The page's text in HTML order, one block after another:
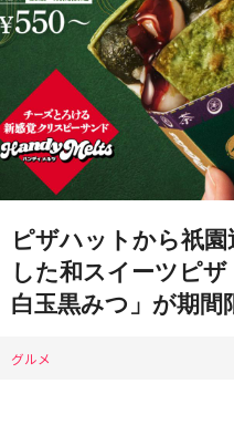
ピザハットから祇
した和スイーツピ
白玉黒みつ」が期間
グルメ